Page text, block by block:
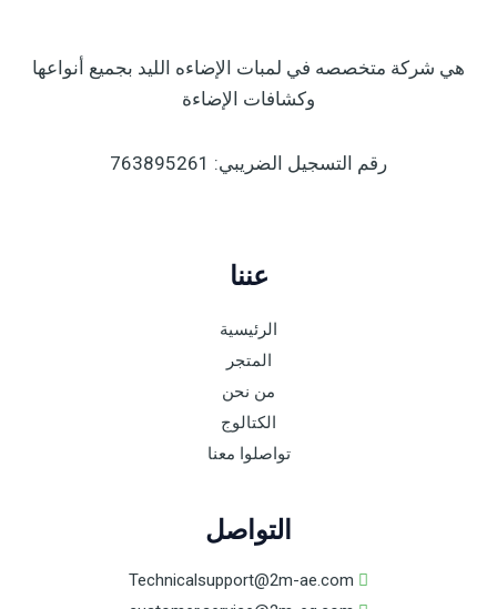
هي شركة متخصصه في لمبات الإضاءه الليد بجميع أنواعها
وكشافات الإضاءة
رقم التسجيل الضريبي: 763895261
عننا
الرئيسية
المتجر
من نحن
الكتالوج
تواصلوا معنا
التواصل
Technicalsupport@2m-ae.com